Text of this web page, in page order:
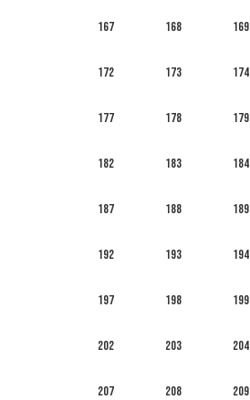
167 168 169
172 173 174
177 178 179
182 183 184
187 188 189
192 193 194
197 198 199
202 203 204
207 208 209